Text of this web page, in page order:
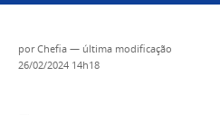
porChefia — última modificação
26/02/2024 14h18